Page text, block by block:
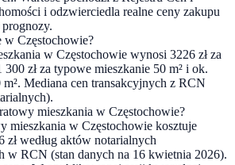
i odzwierciedla realne ceny zakupu
w Częstochowie?
w Częstochowie wynosi 3226 zł za
zł za typowe mieszkanie 50 m² i ok.
m². Mediana cen transakcyjnych z RCN
mieszkania w Częstochowie?
mieszkania w Częstochowie kosztuje
zł według aktów notarialnych
w RCN (stan danych na 16 kwietnia 2026).